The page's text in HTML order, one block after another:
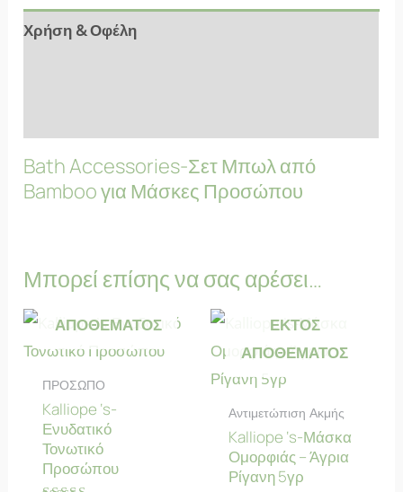
Χρήση & Οφέλη
Bath Accessories-Σετ Μπωλ από
Bamboo για Μάσκες Προσώπου
Μπορεί επίσης να σας αρέσει…
ΑΠΟΘΈΜΑΤΟΣ
ΠΡΟΣΩΠΟ
Kalliope ‘s-
Ενυδατικό
Τονωτικό
Προσώπου
ΕΚΤΌΣ
ΑΠΟΘΈΜΑΤΟΣ
Αντιμετώπιση Ακμής
Kalliope ‘s-Μάσκα
Ομορφιάς – Άγρια
Ρίγανη 5γρ